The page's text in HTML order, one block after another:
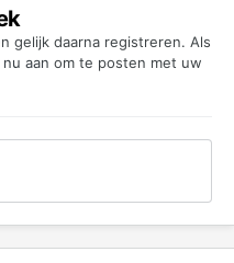
gelijk daarna registreren. Als
aan om te posten met uw